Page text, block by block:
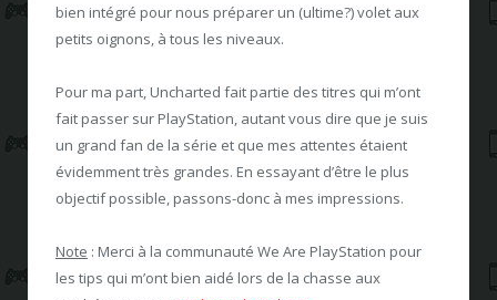
bien intégré pour nous préparer un (ultime?) volet aux
petits oignons, à tous les niveaux.
Pour ma part, Uncharted fait partie des titres qui m’ont
fait passer sur PlayStation, autant vous dire que je suis
un grand fan de la série et que mes attentes étaient
évidemment très grandes. En essayant d’être le plus
objectif possible, passons-donc à mes impressions.
Note : Merci à la communauté We Are PlayStation pour
les tips qui m’ont bien aidé lors de la chasse aux